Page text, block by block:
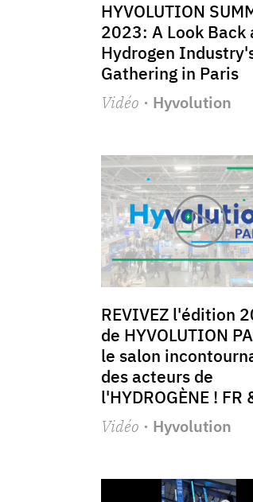
HYVOLUTION
2023: A Look Back
Hydrogen
Gathering in Paris
Vidéo · Hyvolution
REVIVEZ l'édition
de HYVOLUTION
le salon
des acteurs de
l'HYDROGÈNE ! FR
Vidéo · Hyvolution